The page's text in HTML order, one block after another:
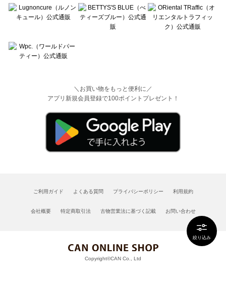
絞り込み
＼お買い物をもっと便利に／
アプリ新規会員登録で100ポイントプレゼント！
ご利用ガイド よくある質問 プライバシーポリシー 利用規約
会社概要 特定商取引法 古物営業法に基づく記載 お問い合わせ
Copyright©CAN Co., Ltd